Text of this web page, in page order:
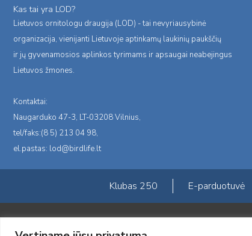
Kas tai yra LOD?
Lietuvos ornitologu draugija (LOD) - tai nevyriausybinė
organizacija, vienijanti Lietuvoje aptinkamų laukinių paukščių
ir jų gyvenamosios aplinkos tyrimams ir apsaugai neabejingus
Lietuvos žmones.
Kontaktai:
Naugarduko 47-3, LT-03208 Vilnius,
tel/faks:(8 5) 213 04 98,
el.pastas: lod@birdlife.lt
Klubas 250 E-parduotuvė